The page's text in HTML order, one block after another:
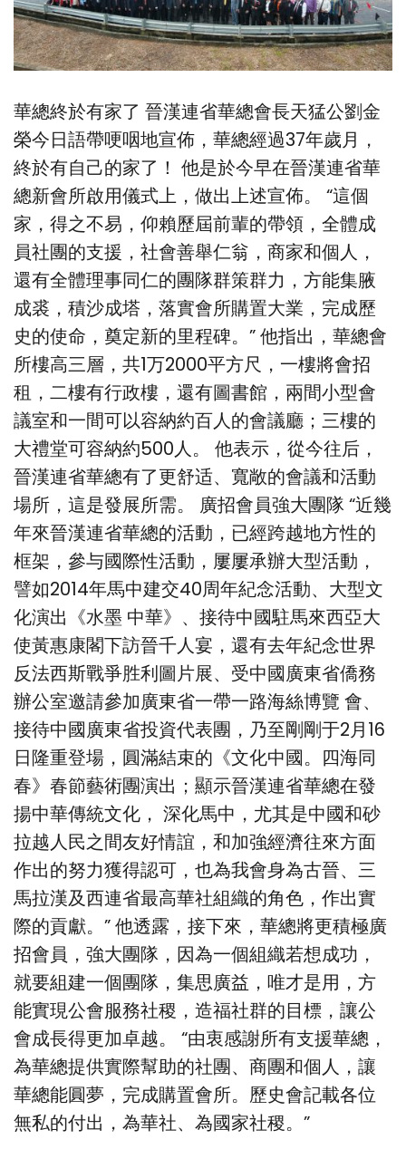
華總終於有家了 晉漢連省華總會長天猛公劉金
榮今日語帶哽咽地宣佈，華總經過37年歲月，
終於有自己的家了！ 他是於今早在晉漢連省華
總新會所啟用儀式上，做出上述宣佈。 “這個
家，得之不易，仰賴歷屆前輩的帶領，全體成
員社團的支援，社會善舉仁翁，商家和個人，
還有全體理事同仁的團隊群策群力，方能集腋
成裘，積沙成塔，落實會所購置大業，完成歷
史的使命，奠定新的里程碑。” 他指出，華總會
所樓高三層，共1万2000平方尺，一樓將會招
租，二樓有行政樓，還有圖書館，兩間小型會
議室和一間可以容納約百人的會議廳；三樓的
大禮堂可容納約500人。 他表示，從今往后，
晉漢連省華總有了更舒适、寬敞的會議和活動
場所，這是發展所需。 廣招會員強大團隊 “近幾
年來晉漢連省華總的活動，已經跨越地方性的
框架，參与國際性活動，屢屢承辦大型活動，
譬如2014年馬中建交40周年紀念活動、大型文
化演出《水墨 中華》、接待中國駐馬來西亞大
使黃惠康閣下訪晉千人宴，還有去年紀念世界
反法西斯戰爭胜利圖片展、受中國廣東省僑務
辦公室邀請參加廣東省一帶一路海絲博覽 會、
接待中國廣東省投資代表團，乃至剛剛于2月16
日隆重登場，圓滿結束的《文化中國。四海同
春》春節藝術團演出；顯示晉漢連省華總在發
揚中華傳統文化， 深化馬中，尤其是中國和砂
拉越人民之間友好情誼，和加強經濟往來方面
作出的努力獲得認可，也為我會身為古晉、三
馬拉漢及西連省最高華社組織的角色，作出實
際的貢獻。” 他透露，接下來，華總將更積極廣
招會員，強大團隊，因為一個組織若想成功，
就要組建一個團隊，集思廣益，唯才是用，方
能實現公會服務社稷，造福社群的目標，讓公
會成長得更加卓越。 “由衷感謝所有支援華總，
為華總提供實際幫助的社團、商團和個人，讓
華總能圓夢，完成購置會所。歷史會記載各位
無私的付出，為華社、為國家社稷。”